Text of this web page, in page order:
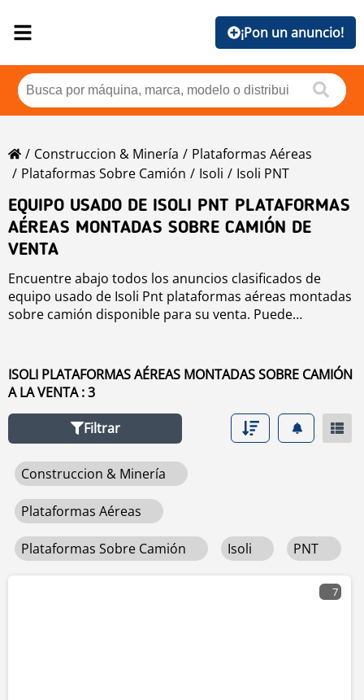
¡Pon un anuncio!
Construccion & Minería
Plataformas Aéreas
Plataformas Sobre Camión
Isoli
Isoli PNT
EQUIPO USADO DE ISOLI PNT PLATAFORMAS
AÉREAS MONTADAS SOBRE CAMIÓN DE
VENTA
Encuentre abajo todos los anuncios clasificados de
equipo usado de Isoli Pnt plataformas aéreas montadas
sobre camión disponible para su venta. Puede
herramienta de navegación de la izquierda.
ISOLI PLATAFORMAS AÉREAS MONTADAS SOBRE CAMIÓN
A LA VENTA : 3
Filtrar
Construccion & Minería
Plataformas Aéreas
Plataformas Sobre Camión Isoli PNT
7